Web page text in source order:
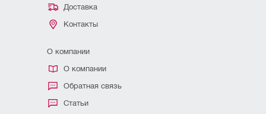
Доставка
Контакты
О компании
О компании
Обратная связь
Статьи